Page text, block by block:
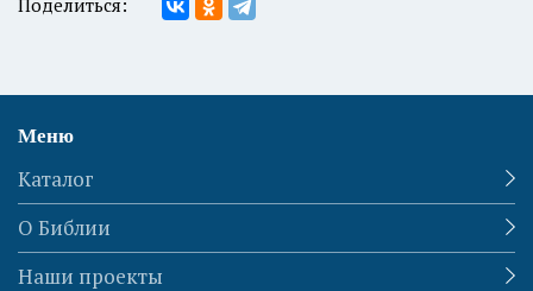
Поделиться:
Меню
Каталог
О Библии
Наши проекты